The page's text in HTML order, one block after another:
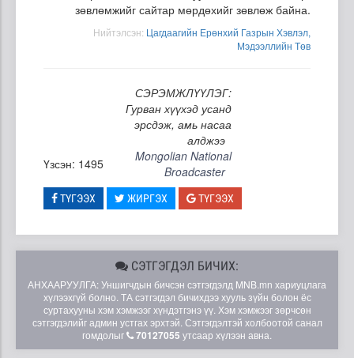
зөвлөмжийг сайтар мөрдөхийг зөвлөж байна.
Нийтэлсэн: Цагдаагийн Ерөнхий Газрын Хэвлэл,
Мэдээллийн Төв
СЭРЭМЖЛҮҮЛЭГ:
Гурван хүүхэд усанд
эрсдэж, амь насаа
алджээ
Үзсэн: 1495
Mongolian National
Broadcaster
ТҮГЭЭХ ЖИРГЭХ ТҮГЭЭХ
СЭТГЭГДЭЛ БИЧИХ:
АНХААРУУЛГА: Уншигчдын бичсэн сэтгэгдэлд MNB.mn хариуцлага
хүлээхгүй болно. ТА сэтгэгдэл бичихдээ хууль зүйн болон ёс
суртахууны хэм хэмжээг хүндэтгэнэ үү. Хэм хэмжээг зөрчсөн
сэтгэгдэлийг админ устгах эрхтэй. Сэтгэгдэлтэй холбоотой санал
гомдолыг
70127055 утсаар хүлээн авна.